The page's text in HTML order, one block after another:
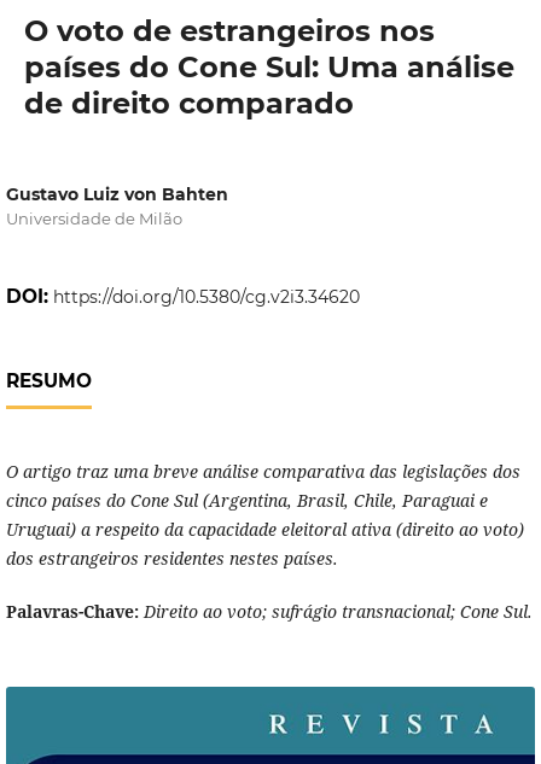
O voto de estrangeiros nos
países do Cone Sul: Uma análise
de direito comparado
Gustavo Luiz von Bahten
Universidade de Milão
DOI: https://doi.org/10.5380/cg.v2i3.34620
RESUMO
O artigo traz uma breve análise comparativa das legislações dos
cinco países do Cone Sul (Argentina, Brasil, Chile, Paraguai e
Uruguai) a respeito da capacidade eleitoral ativa (direito ao voto)
dos estrangeiros residentes nestes países.
Palavras-Chave: Direito ao voto; sufrágio transnacional; Cone Sul.